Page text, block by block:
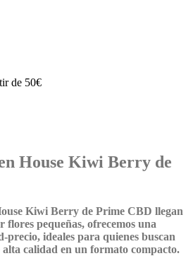
de 50€
House Kiwi Berry de
Kiwi Berry de Prime CBD llegan
flores pequeñas, ofrecemos una
precio, ideales para quienes buscan
calidad en un formato compacto.